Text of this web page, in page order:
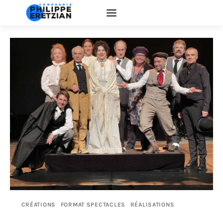
Accueil
Actualité
Créations
Interventions
EDUCATION ARTISTIQUE
CRÉATIONS FORMAT SPECTACLES RÉALISATIONS